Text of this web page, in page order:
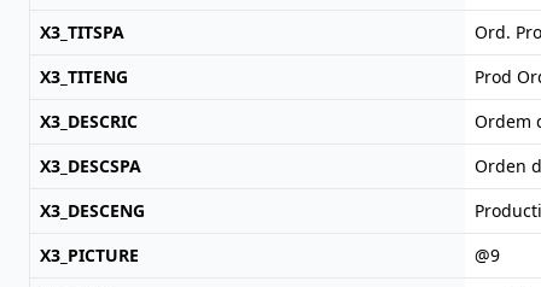
X3_TITSPA
Ord.
X3_TITENG
Prod
X3_DESCRIC
Ordem
X3_DESCSPA
Orden
X3_DESCENG
X3_PICTURE
@9